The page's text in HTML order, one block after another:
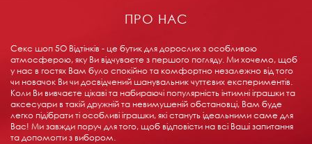
ПРО НАС
Секс шоп 5О Відтінків - це бутик для дорослих з особливою
атмосферою, яку Ви відчуваєте з першого погляду. Ми хочемо, щоб
у нас в гостях Вам було спокійно та комфортно незалежно від того
чи новачок Ви чи досвідчений шанувальник чуттєвих експериментів.
Коли Ви вивчаєте цікаві та набираючі популярність інтимні іграшки та
аксесуари в такій дружній та невимушеній обстановці, Вам буде
легко підібрати ті особливі іграшки, які стануть ідеальними саме для
Вас! Ми завжди поруч для того, щоб відповісти на всі Ваші запитання
та допомогти з вибором.